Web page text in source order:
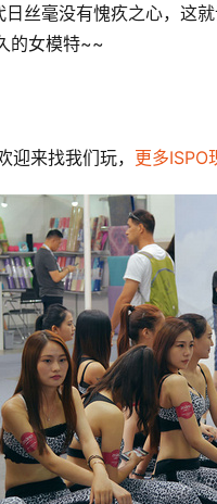
丝毫没有愧疚之心，这
的女模特~~
来找我们玩， 更多ISPO